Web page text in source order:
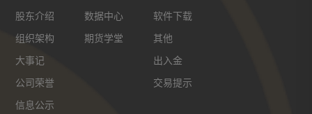
股东介绍
组织架构
大事记
公司荣誉
信息公示
数据中心
期货学堂
软件下载
其他
出入金
交易提示